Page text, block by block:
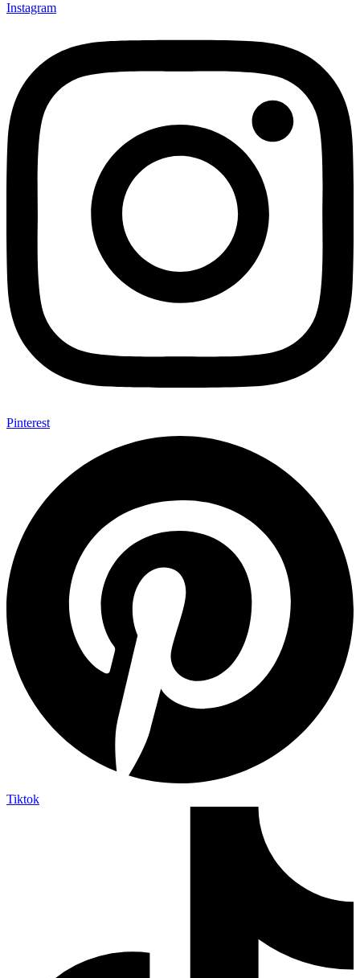
Instagram
Pinterest
Tiktok